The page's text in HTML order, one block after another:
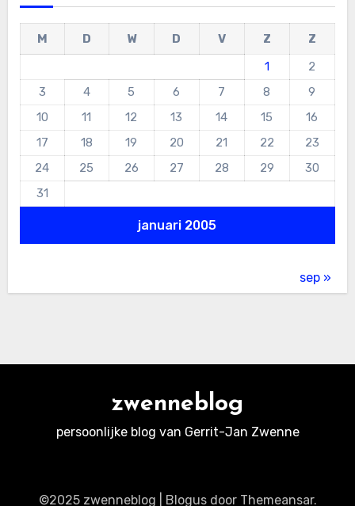
januari 2005
M D W D V Z
Z
1
2
3
4 5 6 7 8
9
10
11 12 13 14 15
16
17
18 19 20 21 22
23
24
25 26 27 28 29
30
31
sep »
zwenneblog
persoonlijke blog van Gerrit-Jan Zwenne
©2025 zwenneblog Blogusdoor Themeansar.